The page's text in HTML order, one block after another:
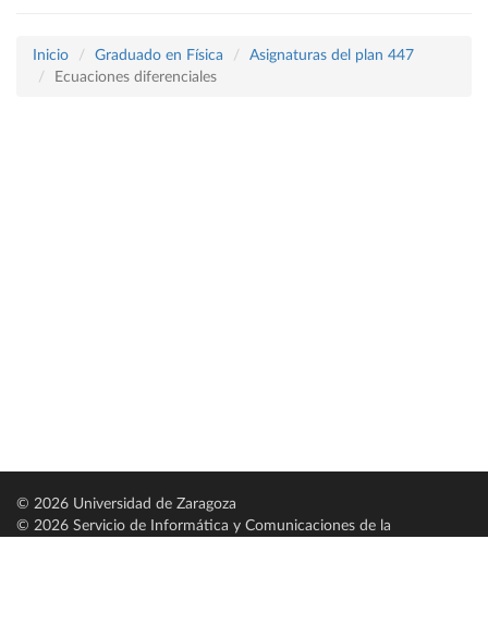
Inicio Graduado en Física
Asignaturas del plan 447
Ecuaciones diferenciales
© 2026 Universidad de Zaragoza
© 2026 Servicio de Informática y Comunicaciones de la